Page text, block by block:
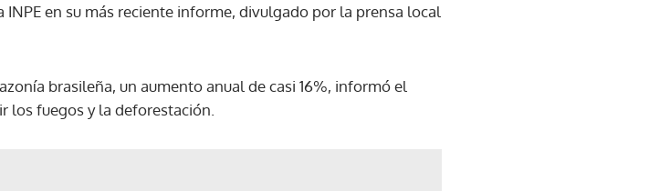
en su más reciente informe, divulgado por la prensa local
brasileña, un aumento anual de casi 16%, informó el
los fuegos y la deforestación.